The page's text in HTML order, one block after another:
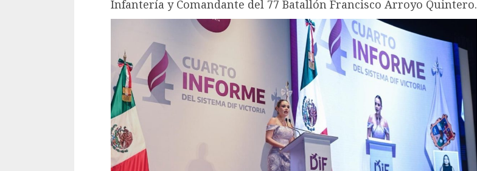
Infantería y Comandante del 77 Batallón Francisco Arroyo Quintero.